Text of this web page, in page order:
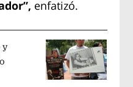
enfatizó.
y